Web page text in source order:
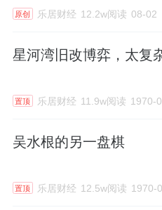
原创 乐居财经 12.2w阅读 08-02
星河湾旧改博弈，太复
置顶 乐居财经 11.9w阅读 1970-
吴水根的另一盘棋
置顶 乐居财经 12.5w阅读 1970-